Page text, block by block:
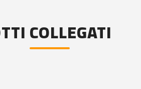
COLLEGATI